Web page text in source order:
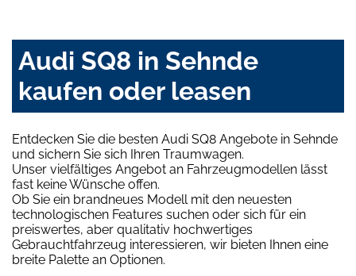
Audi SQ8 in Sehnde
kaufen oder leasen
Entdecken Sie die besten Audi SQ8 Angebote in Sehnde
und sichern Sie sich Ihren Traumwagen.
Unser vielfältiges Angebot an Fahrzeugmodellen lässt
fast keine Wünsche offen.
Ob Sie ein brandneues Modell mit den neuesten
technologischen Features suchen oder sich für ein
preiswertes, aber qualitativ hochwertiges
Gebrauchtfahrzeug interessieren, wir bieten Ihnen eine
breite Palette an Optionen.